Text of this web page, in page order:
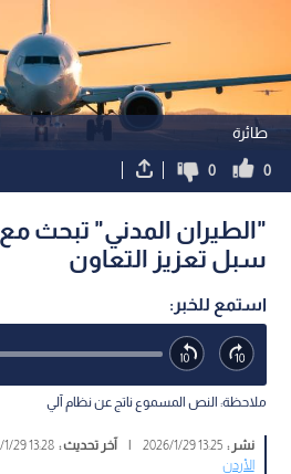
طائرة
0
0
"الطيران المدني" تبحث
سبل تعزيز التعاون
استمع للخبر:
ملاحظة: النص المسموع ناتج عن نظام آلي
نشر :13:25 2026/1/29
| آخر تحديث :13:28 2026/1/29
الأردن